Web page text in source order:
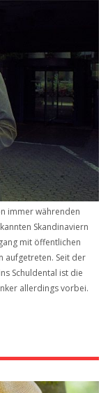
immer währenden
Skandinaviern
mit öffentlichen
aufgetreten. Seit der
Schuldental ist die
allerdings vorbei.